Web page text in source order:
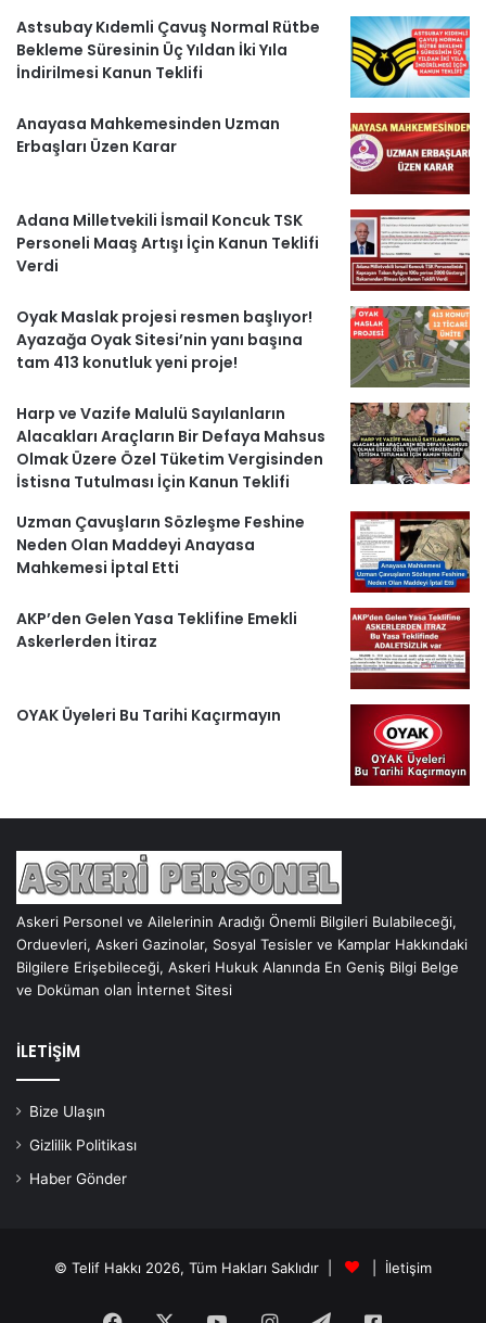
m
b
e
r
e
r
Astsubay Kıdemli Çavuş Normal Rütbe
Bekleme Süresinin Üç Yıldan İki Yıla
İndirilmesi Kanun Teklifi
Anayasa Mahkemesinden Uzman
Erbaşları Üzen Karar
Adana Milletvekili İsmail Koncuk TSK
Personeli Maaş Artışı İçin Kanun Teklifi
Verdi
Oyak Maslak projesi resmen başlıyor!
Ayazağa Oyak Sitesi’nin yanı başına
tam 413 konutluk yeni proje!
Harp ve Vazife Malulü Sayılanların
Alacakları Araçların Bir Defaya Mahsus
Olmak Üzere Özel Tüketim Vergisinden
İstisna Tutulması İçin Kanun Teklifi
Uzman Çavuşların Sözleşme Feshine
Neden Olan Maddeyi Anayasa
Mahkemesi İptal Etti
AKP’den Gelen Yasa Teklifine Emekli
Askerlerden İtiraz
OYAK Üyeleri Bu Tarihi Kaçırmayın
Askeri Personel ve Ailelerinin Aradığı Önemli Bilgileri Bulabileceği,
Orduevleri, Askeri Gazinolar, Sosyal Tesisler ve Kamplar Hakkındaki
Bilgilere Erişebileceği, Askeri Hukuk Alanında En Geniş Bilgi Belge
ve Doküman olan İnternet Sitesi
İLETİŞİM
Bize Ulaşın
Gizlilik Politikası
Haber Gönder
© Telif Hakkı 2026, Tüm Hakları Saklıdır | İletişim